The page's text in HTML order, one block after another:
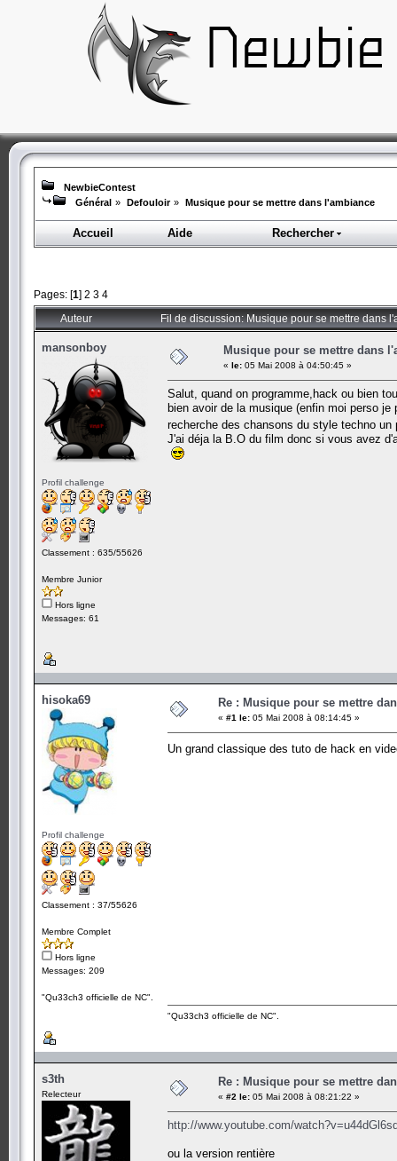
NewbieContest
Général » Defouloir » Musique pour se mettre dans l'ambiance
Accueil Aide Rechercher
Pages: [1] 2 3 4
Auteur Fil de discussion: Musique pour se mettre dans
mansonboy
Profil challenge
Classement : 635/55626
Membre Junior
Hors ligne
Messages: 61
Musique pour se mettre dans
« le: 05 Mai 2008 à 04:50:45 »
Salut, quand on programme,hack ou bien
bien avoir de la musique (enfin moi perso
recherche des chansons du style techno
J'ai déja la B.O du film donc si vous avez
hisoka69
Profil challenge
Classement : 37/55626
Membre Complet
Hors ligne
Messages: 209
"Qu33ch3 officielle de NC".
Re : Musique pour se mettre
« #1 le: 05 Mai 2008 à 08:14:45 »
Un grand classique des tuto de hack en
"Qu33ch3 officielle de NC".
s3th
Relecteur
Re : Musique pour se mettre
« #2 le: 05 Mai 2008 à 08:21:22 »
http://www.youtube.com/
ou la version rentière